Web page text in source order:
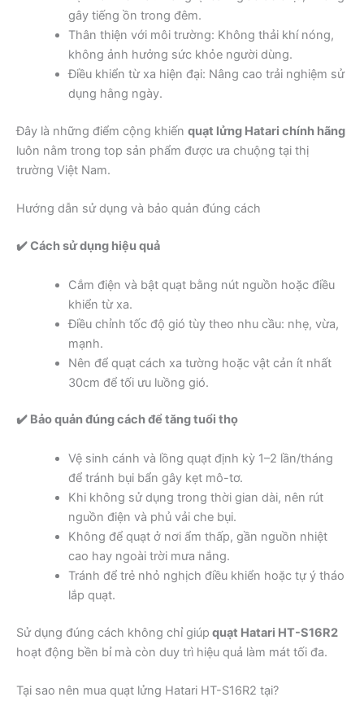
gây tiếng ồn trong đêm.
Thân thiện với môi trường: Không thải khí nóng,
không ảnh hưởng sức khỏe người dùng.
Điều khiển từ xa hiện đại: Nâng cao trải nghiệm sử
dụng hằng ngày.
Đây là những điểm cộng khiến quạt lửng Hatari chính hãng
luôn nằm trong top sản phẩm được ưa chuộng tại thị
trường Việt Nam.
Hướng dẫn sử dụng và bảo quản đúng cách
✔️ Cách sử dụng hiệu quả
Cắm điện và bật quạt bằng nút nguồn hoặc điều
khiển từ xa.
Điều chỉnh tốc độ gió tùy theo nhu cầu: nhẹ, vừa,
mạnh.
Nên để quạt cách xa tường hoặc vật cản ít nhất
30cm để tối ưu luồng gió.
✔️ Bảo quản đúng cách để tăng tuổi thọ
Vệ sinh cánh và lồng quạt định kỳ 1–2 lần/tháng
để tránh bụi bẩn gây kẹt mô-tơ.
Khi không sử dụng trong thời gian dài, nên rút
nguồn điện và phủ vải che bụi.
Không để quạt ở nơi ẩm thấp, gần nguồn nhiệt
cao hay ngoài trời mưa nắng.
Tránh để trẻ nhỏ nghịch điều khiển hoặc tự ý tháo
lắp quạt.
Sử dụng đúng cách không chỉ giúp quạt Hatari HT-S16R2
hoạt động bền bỉ mà còn duy trì hiệu quả làm mát tối đa.
Tại sao nên mua quạt lửng Hatari HT-S16R2 tại?